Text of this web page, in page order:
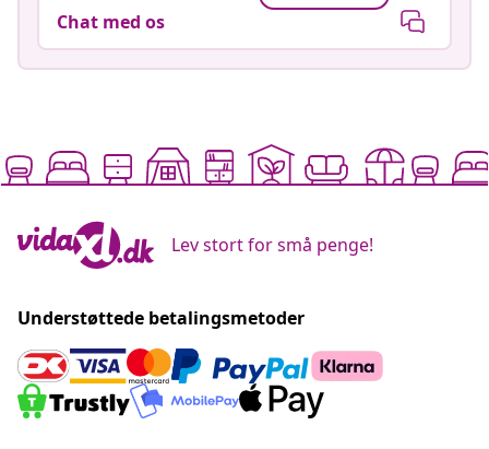
Chat med os
Lev stort for små penge!
Understøttede betalingsmetoder